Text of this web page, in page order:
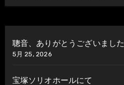
聰音、ありがとうございました
5月 25, 2026
宝塚ソリオホールにて